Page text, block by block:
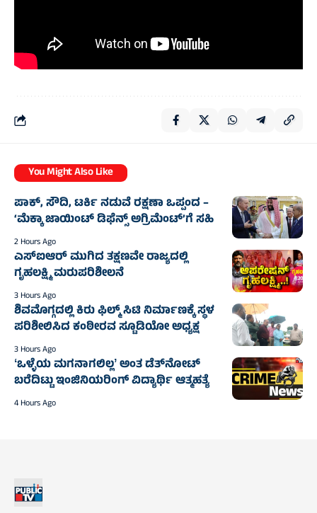
You Might Also Like
ಪಾಕ್, ಸೌದಿ, ಟರ್ಕಿ ನಡುವೆ ರಕ್ಷಣಾ ಒಪ್ಪಂದ –
‘ಮೆಕ್ಕಾ ಜಾಯಿಂಟ್ ಡಿಫೆನ್ಸ್ ಅಗ್ರಿಮೆಂಟ್’ಗೆ ಸಹಿ
2 Hours Ago
ಎಸ್‌ಐಆರ್ ಮುಗಿದ ತಕ್ಷಣವೇ ರಾಜ್ಯದಲ್ಲಿ
ಗೃಹಲಕ್ಷ್ಮಿ ಮರುಪರಿಶೀಲನೆ
3 Hours Ago
ಶಿವಮೊಗ್ಗದಲ್ಲಿ ಕಿರು ಫಿಲ್ಮ್ ಸಿಟಿ ನಿರ್ಮಾಣಕ್ಕೆ ಸ್ಥಳ
ಪರಿಶೀಲಿಸಿದ ಕಂಠೀರವ ಸ್ಟೂಡಿಯೋ ಅಧ್ಯಕ್ಷ
3 Hours Ago
ʻಒಳ್ಳೆಯ ಮಗನಾಗಲಿಲ್ಲʼ ಅಂತ ಡೆತ್‌ನೋಟ್
ಬರೆದಿಟ್ಟು ಇಂಜಿನಿಯರಿಂಗ್ ವಿದ್ಯಾರ್ಥಿ ಆತ್ಮಹತ್ಯೆ‌
4 Hours Ago